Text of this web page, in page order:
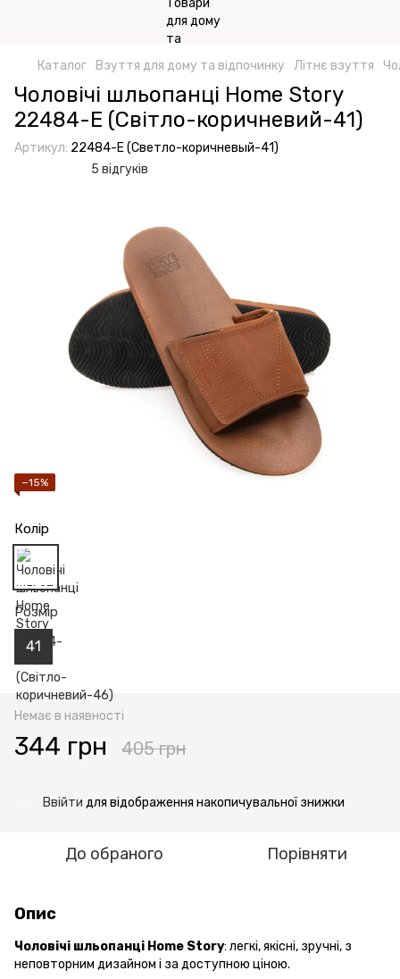
Каталог Взуття для дому та відпочинку Літнє взуття
Чоловічі шльопанці Home Story
22484-E (Світло-коричневий-41)
Артикул: 22484-E (Светло-коричневый-41)
5 відгуків
−15%
Колір
Розмір
41
Немає в наявності
344 грн 405 грн
Ввійти для відображення накопичувальної знижки
До обраного Порівняти
Опис
Чоловічі шльопанці Home Story: легкі, якісні, зручні, з
неповторним дизайном і за доступною ціною.